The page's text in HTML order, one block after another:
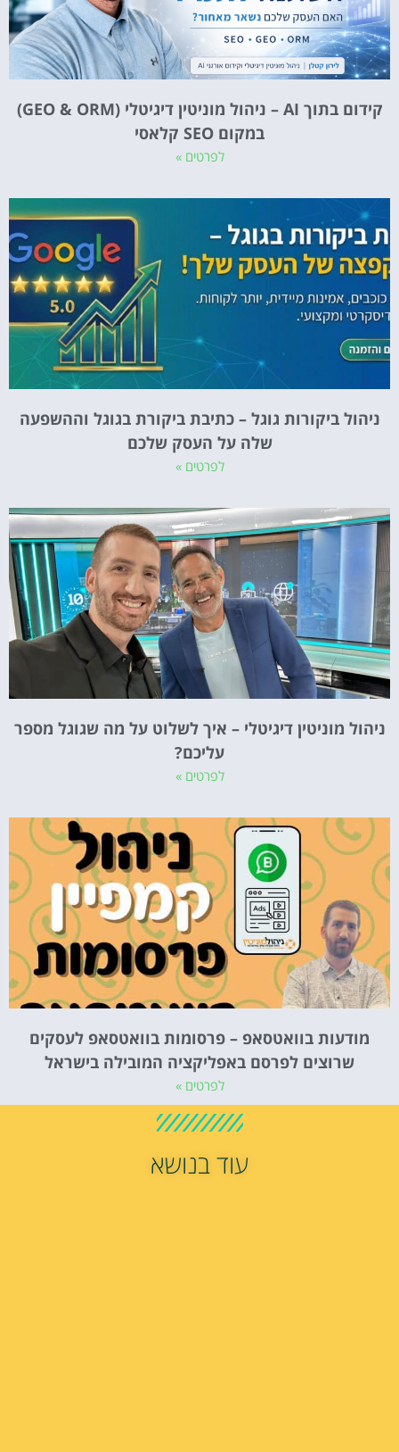
קידום בתוך AI – ניהול מוניטין דיגיטלי (GEO & ORM)
במקום SEO קלאסי
לפרטים »
ניהול ביקורות גוגל – כתיבת ביקורת בגוגל וההשפעה
שלה על העסק שלכם
לפרטים »
ניהול מוניטין דיגיטלי – איך לשלוט על מה שגוגל מספר
עליכם?
לפרטים »
מודעות בוואטסאפ – פרסומות בוואטסאפ לעסקים
שרוצים לפרסם באפליקציה המובילה בישראל
לפרטים »
עוד בנושא